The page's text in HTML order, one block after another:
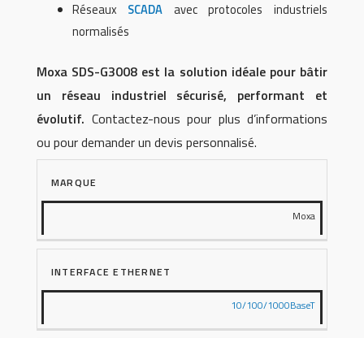
Réseaux SCADA
avec protocoles industriels
normalisés
Moxa SDS-G3008 est la solution idéale pour bâtir
un réseau industriel sécurisé, performant et
évolutif. Contactez-nous pour plus d’informations
ou pour demander un devis personnalisé.
MARQUE
Moxa
INTERFACE ETHERNET
10/100/1000BaseT